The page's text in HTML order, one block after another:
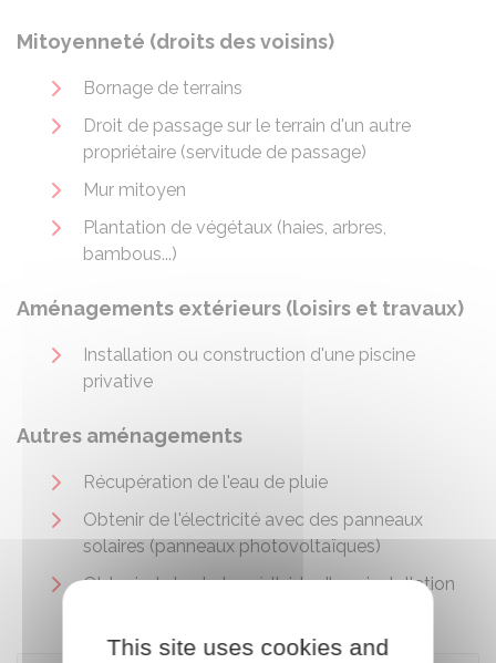
Mitoyenneté (droits des voisins)
Bornage de terrains
Droit de passage sur le terrain d'un autre
propriétaire (servitude de passage)
Mur mitoyen
Plantation de végétaux (haies, arbres,
bambous...)
Aménagements extérieurs (loisirs et travaux)
Installation ou construction d'une piscine
privative
Autres aménagements
Récupération de l'eau de pluie
Obtenir de l'électricité avec des panneaux
solaires (panneaux photovoltaïques)
Obtenir de la chaleur à l'aide d'une installation
This site uses cookies and